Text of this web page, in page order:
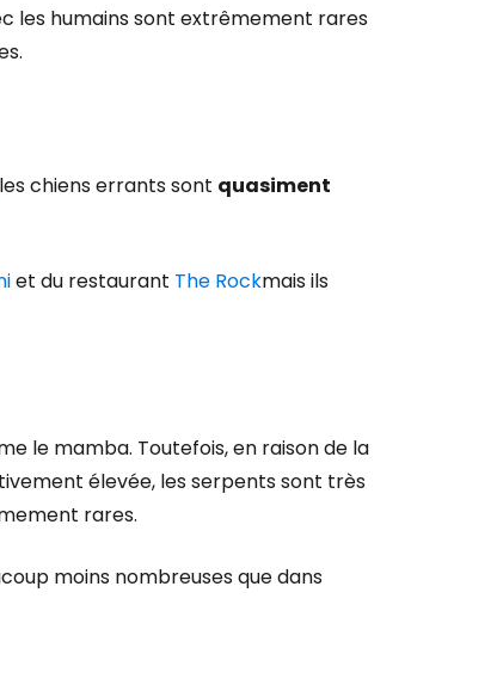
les humains sont extrêmement rares
chiens errants sont quasiment
et du restaurant The Rockmais ils
le mamba. Toutefois, en raison de la
élevée, les serpents sont très
rares.
moins nombreuses que dans